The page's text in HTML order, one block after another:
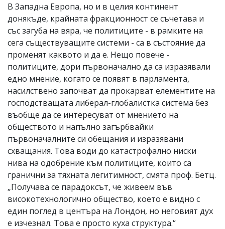
В Западна Европа, но и в целия континент
донякъде, крайната фракционност се съчетава и
със загуба на вяра, че политиците - в рамките на
сега съществуващите системи - са в състояние да
променят каквото и да е. Нещо повече -
политиците, дори първоначално да са изразявали
едно мнение, когато се появят в парламента,
насилствено започват да прокарват елементите на
господстващата либерал-глобалистка система без
въобще да се интересуват от мнението на
обществото и напълно загърбвайки
първоначалните си обещания и изразявани
схващания. Това води до катастрофално ниски
нива на одобрение към политиците, които са
гранични за тяхната легитимност, смята проф. Бетц.
„Получава се парадоксът, че живеем във
високотехнологично общество, което е видно с
един поглед в центъра на Лондон, но неговият дух
е изчезнал. Това е просто куха структура.“